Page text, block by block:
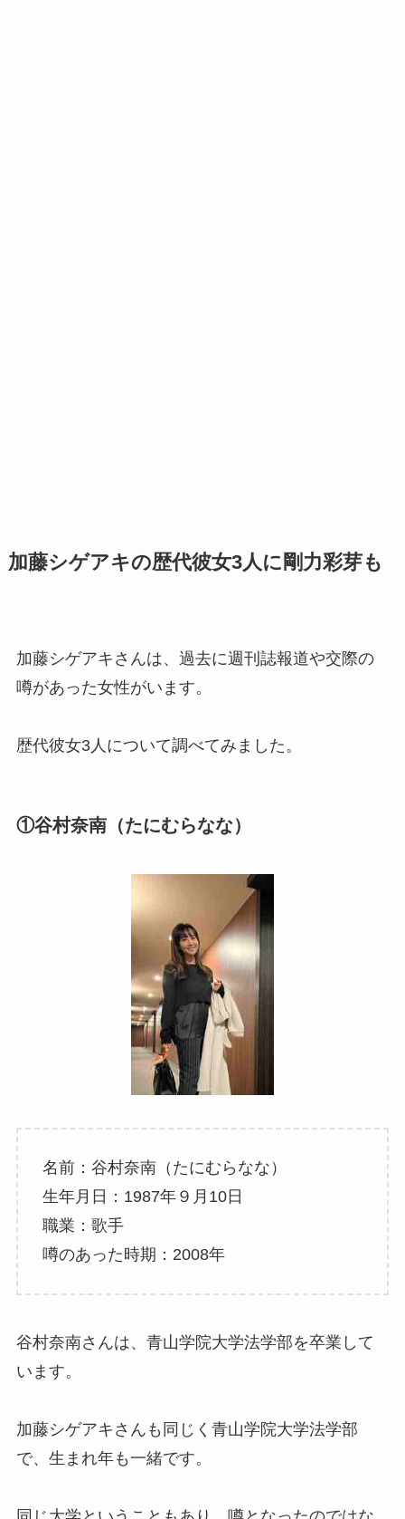
加藤シゲアキの歴代彼女3人に剛力彩芽も
加藤シゲアキさんは、過去に週刊誌報道や交際の
噂があった女性がいます。
歴代彼女3人について調べてみました。
①谷村奈南（たにむらなな）
名前：谷村奈南（たにむらなな）
生年月日：1987年９月10日
職業：歌手
噂のあった時期：2008年
谷村奈南さんは、青山学院大学法学部を卒業して
います。
加藤シゲアキさんも同じく青山学院大学法学部
で、生まれ年も一緒です。